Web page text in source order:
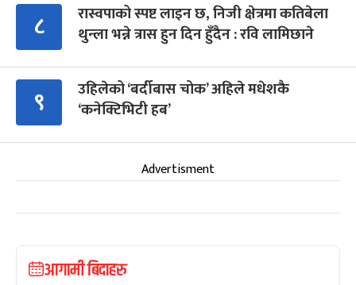
८
रास्वपाको स्पष्ट लाइन छ, निजी क्षेत्रमा कतिबेला
थुन्ला भन्ने त्रास हुन दिन हुँदैन : रवि लामिछाने
९
उहिलेको ‘बर्दीबास चोक’ अहिले मधेशकै
‘कनेक्टिभिटी हब’
Advertisment
आगामी बिदाहरु